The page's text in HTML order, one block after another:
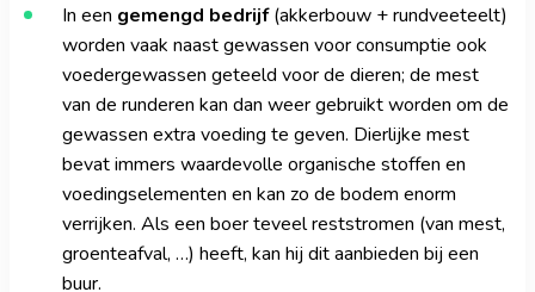
In een gemengd bedrijf(akkerbouw + rundveeteelt)
worden vaak naast gewassen voor consumptie ook
voedergewassen geteeld voor de dieren; de mest
van de runderen kan dan weer gebruikt worden om de
gewassen extra voeding te geven. Dierlijke mest
bevat immers waardevolle organische stoffen en
voedingselementen en kan zo de bodem enorm
verrijken. Als een boer teveel reststromen (van mest,
groenteafval, …) heeft, kan hij dit aanbieden bij een
buur.